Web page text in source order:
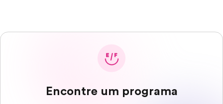
Encontre um programa